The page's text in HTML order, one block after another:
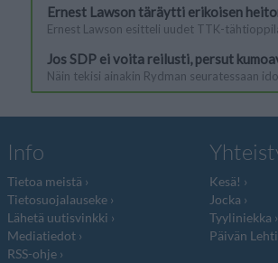
Info
Tietoa meistä
Tietosuojalauseke
Lähetä uutisvinkki
Mediatiedot
RSS-ohje
Kesä!
Jocka
Tyyliniekka
Päivän Lehti